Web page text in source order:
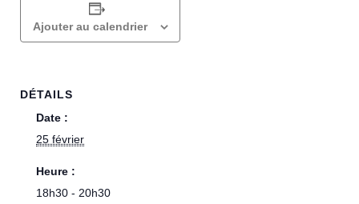
Ajouter au calendrier
DÉTAILS
Date :
25 février
Heure :
18h30 - 20h30